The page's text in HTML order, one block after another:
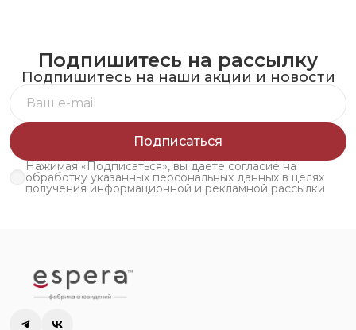
Подпишитесь на рассылку
Подпишитесь на наши акции и новости
Подписаться
Нажимая «Подписаться», вы даете согласие на
обработку указанных персональных данных в целях
получения информационной и рекламной рассылки